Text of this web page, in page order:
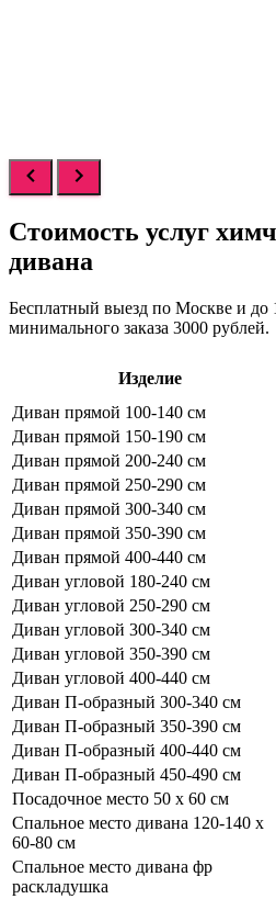
Стоимость услуг
дивана
Бесплатный выезд по Москве и
минимального заказа 3000 рублей.
Изделие
Диван прямой 100-140 см
Диван прямой 150-190 см
Диван прямой 200-240 см
Диван прямой 250-290 см
Диван прямой 300-340 см
Диван прямой 350-390 см
Диван прямой 400-440 см
Диван угловой 180-240 см
Диван угловой 250-290 см
Диван угловой 300-340 см
Диван угловой 350-390 см
Диван угловой 400-440 см
Диван П-образный 300-340 см
Диван П-образный 350-390 см
Диван П-образный 400-440 см
Диван П-образный 450-490 см
Посадочное место 50 х 60 см
Спальное место дивана 120-140 х
60-80 см
Спальное место дивана фр
раскладушка